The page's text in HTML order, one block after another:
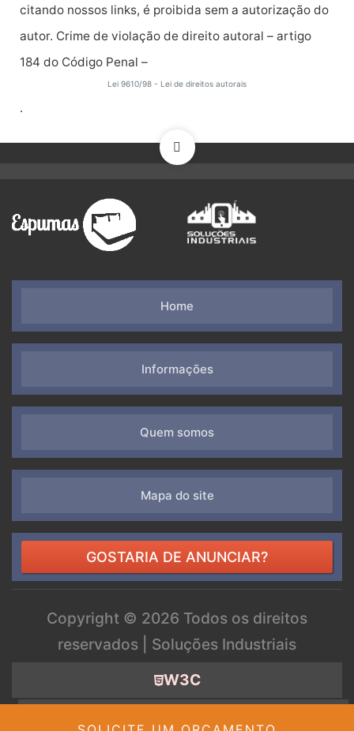
citando nossos links, é proibida sem a autorização do
autor. Crime de violação de direito autoral – artigo
184 do Código Penal –
Lei 9610/98 - Lei de direitos autorais
.
Home
Informações
Quem somos
Mapa do site
GOSTARIA DE ANUNCIAR?
Copyright © 2026 Todos os direitos
reservados | Soluções Industriais
W3C